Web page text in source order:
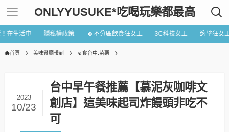
ONLYYUSUKE*吃喝玩樂都最高
在生活中 隱私權政策 ☻不分區飲食狂女王 3C科技女王 慾望狂女
首頁 美味餐廳報到 ☺食台中,苗栗
台中早午餐推薦【慕泥灰咖啡文
創店】這美味起司炸饅頭非吃不
可
2023
10/23